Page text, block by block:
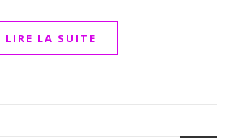
LIRE LA SUITE